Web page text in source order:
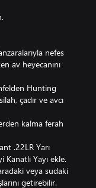
nefes
av heyecanını
Hunting
çadır ve avcı
kalma ferah
.22LR Yarı
Yayı ekle.
veya sudaki
getirebilir.